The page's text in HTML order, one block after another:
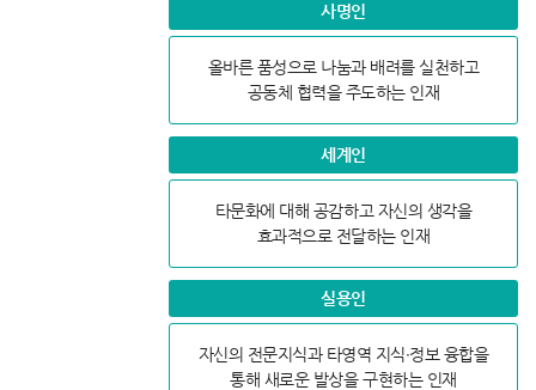
사명인
올바른 품성으로 나눔과 배려를 실천하고
공동체 협력을 주도하는 인재
세계인
타문화에 대해 공감하고 자신의 생각을
효과적으로 전달하는 인재
실용인
자신의 전문지식과 타영역 지식∙정보 융합을
통해 새로운 발상을 구현하는 인재